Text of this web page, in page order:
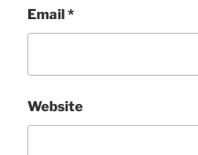
Email*
Website